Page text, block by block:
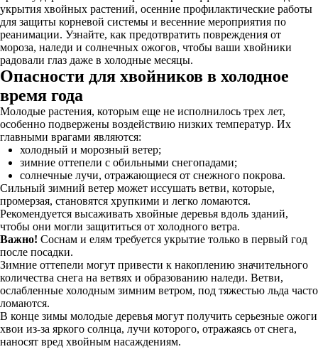
укрытия хвойных растений, осенние профилактические работы
для защиты корневой системы и весенние мероприятия по
реанимации. Узнайте, как предотвратить повреждения от
мороза, наледи и солнечных ожогов, чтобы ваши хвойники
радовали глаз даже в холодные месяцы.
Опасности для хвойников в холодное
время года
Молодые растения, которым еще не исполнилось трех лет,
особенно подвержены воздействию низких температур. Их
главными врагами являются:
холодный и морозный ветер;
зимние оттепели с обильными снегопадами;
солнечные лучи, отражающиеся от снежного покрова.
Сильный зимний ветер может иссушать ветви, которые,
промерзая, становятся хрупкими и легко ломаются.
Рекомендуется высаживать хвойные деревья вдоль зданий,
чтобы они могли защититься от холодного ветра.
Важно! Соснам и елям требуется укрытие только в первый год
после посадки.
Зимние оттепели могут привести к накоплению значительного
количества снега на ветвях и образованию наледи. Ветви,
ослабленные холодным зимним ветром, под тяжестью льда часто
ломаются.
В конце зимы молодые деревья могут получить серьезные ожоги
хвои из-за яркого солнца, лучи которого, отражаясь от снега,
наносят вред хвойным насаждениям.